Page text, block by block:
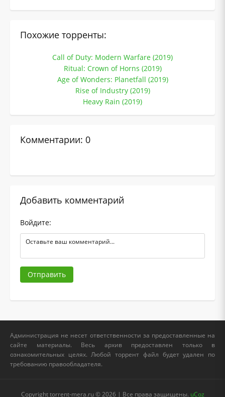
Похожие торренты:
Call of Duty: Modern Warfare (2019)
Ritual: Crown of Horns (2019)
Age of Wonders: Planetfall (2019)
Rise of Industry (2019)
Heavy Rain (2019)
Комментарии: 0
Добавить комментарий
Войдите:
Отправить
Администрация не несет ответственности за предоставленные на
сайте материалы. Весь архив предоставлен только в
ознакомительных целях. Любой торрент файл будет удален по
требованию правообладателя.
Copyright torrent-mera.ru © 2026 | Все права защищены. uCoz